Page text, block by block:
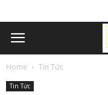
Home Tin Tức
Tin Tức